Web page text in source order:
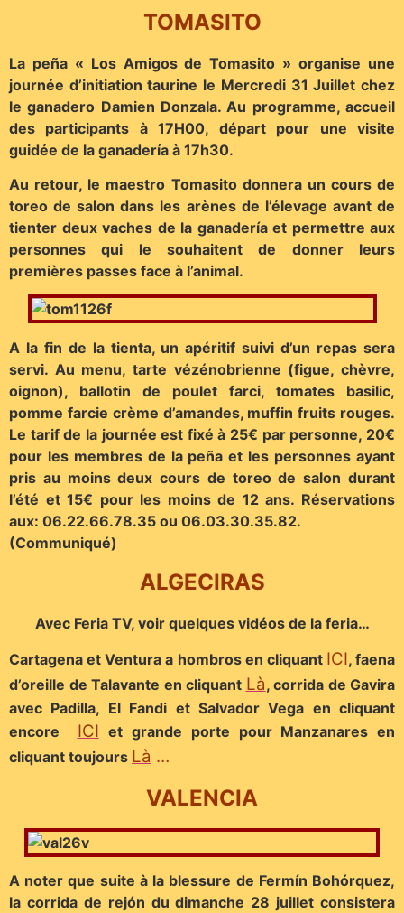
TOMASITO
La peña « Los Amigos de Tomasito » organise une
journée d’initiation taurine le Mercredi 31 Juillet chez
le ganadero Damien Donzala. Au programme, accueil
des participants à 17H00, départ pour une visite
guidée de la ganadería à 17h30.
Au retour, le maestro Tomasito donnera un cours de
toreo de salon dans les arènes de l’élevage avant de
tienter deux vaches de la ganadería et permettre aux
personnes qui le souhaitent de donner leurs
premières passes face à l’animal.
A la fin de la tienta, un apéritif suivi d’un repas sera
servi. Au menu, tarte vézénobrienne (figue, chèvre,
oignon), ballotin de poulet farci, tomates basilic,
pomme farcie crème d’amandes, muffin fruits rouges.
Le tarif de la journée est fixé à 25€ par personne, 20€
pour les membres de la peña et les personnes ayant
pris au moins deux cours de toreo de salon durant
l’été et 15€ pour les moins de 12 ans. Réservations
aux: 06.22.66.78.35 ou 06.03.30.35.82.
(Communiqué)
ALGECIRAS
Avec Feria TV, voir quelques vidéos de la feria…
Cartagena et Ventura a hombros en cliquant ICI, faena
d’oreille de Talavante en cliquant Là, corrida de Gavira
avec Padilla, El Fandi et Salvador Vega en cliquant
encore ICI et grande porte pour Manzanares en
cliquant toujours Là …
VALENCIA
A noter que suite à la blessure de Fermín Bohórquez,
la corrida de rejón du dimanche 28 juillet consistera